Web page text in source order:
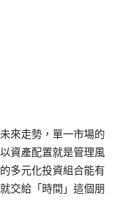
來走勢，單一市場的
資產配置就是管理風
多元化投資組合能有
交給「時間」這個朋